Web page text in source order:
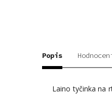
Popis
Laino tyčinka na